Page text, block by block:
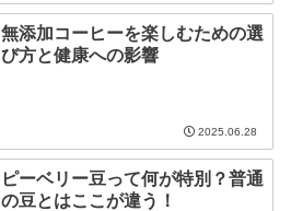
無添加コーヒーを楽しむための選
び方と健康への影響
2025.06.28
ピーベリー豆って何が特別？普通
の豆とはここが違う！